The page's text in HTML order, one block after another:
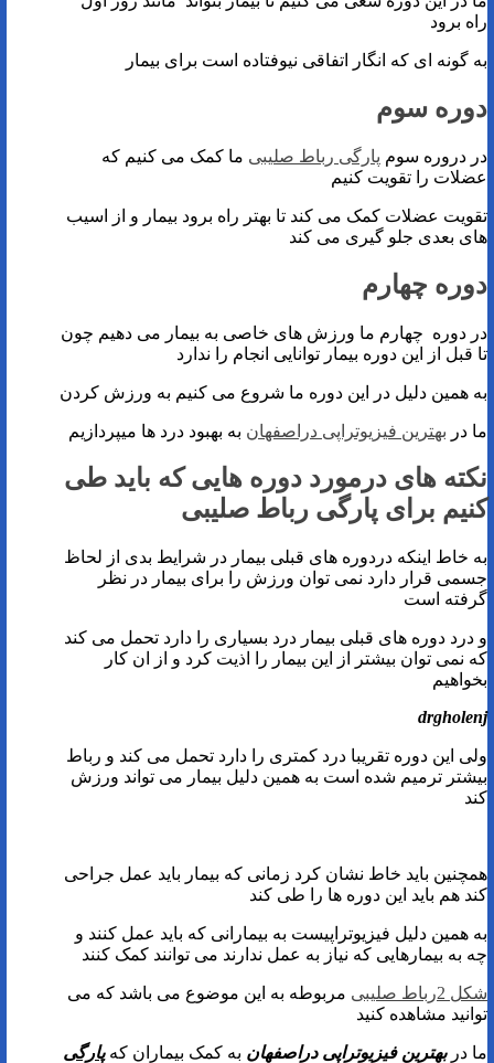
راه برود
به گونه ای که انگار اتفاقی نیوفتاده است برای بیمار
دوره سوم
در دروره سوم پارگی رباط صلیبی ما کمک می کنیم که
عضلات را تقویت کنیم
تقویت عضلات کمک می کند تا بهتر راه برود بیمار و از اسیب
های بعدی جلو گیری می کند
دوره چهارم
در دوره چهارم ما ورزش های خاصی به بیمار می دهیم چون
تا قبل از این دوره بیمار توانایی انجام را ندارد
به همین دلیل در این دوره ما شروع می کنیم به ورزش کردن
ما در بهترین فیزیوتراپی دراصفهان به بهبود درد ها میپردازیم
نکته های درمورد دوره هایی که باید طی
کنیم برای پارگی رباط صلیبی
به خاط اینکه دردوره های قبلی بیمار در شرایط بدی از لحاظ
جسمی قرار دارد نمی توان ورزش را برای بیمار در نظر
گرفته است
و درد دوره های قبلی بیمار درد بسیاری را دارد تحمل می کند
که نمی توان بیشتر از این بیمار را اذیت کرد و از ان کار
بخواهیم
drgholenj
ولی این دوره تقریبا درد کمتری را دارد تحمل می کند و رباط
بیشتر ترمیم شده است به همین دلیل بیمار می تواند ورزش
کند
همچنین باید خاط نشان کرد زمانی که بیمار باید عمل جراحی
کند هم باید این دوره ها را طی کند
به همین دلیل فیزیوتراپیست به بیمارانی که باید عمل کنند و
چه به بیمارهایی که نیاز به عمل ندارند می توانند کمک کنند
شکل 2رباط صلیبی
مربوطه به این موضوع می باشد که می
توانید مشاهده کنید
ما دربهترین فیزیوتراپی دراصفهان به کمک بیماران کهپارگی